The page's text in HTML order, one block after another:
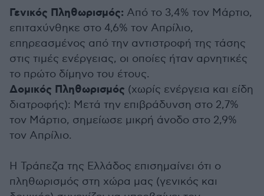
Γενικός Πληθωρισμός: Από το 3,4% τον Μάρτιο,
επιταχύνθηκε στο 4,6% τον Απρίλιο,
επηρεασμένος από την αντιστροφή της τάσης
στις τιμές ενέργειας, οι οποίες ήταν αρνητικές
το πρώτο δίμηνο του έτους.
Δομικός Πληθωρισμός (χωρίς ενέργεια και είδη
διατροφής): Μετά την επιβράδυνση στο 2,7%
τον Μάρτιο, σημείωσε μικρή άνοδο στο 2,9%
τον Απρίλιο.
Η Τράπεζα της Ελλάδος επισημαίνει ότι ο
πληθωρισμός στη χώρα μας (γενικός και